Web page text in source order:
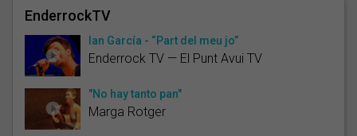
EnderrockTV
Ian García - “Part del meu jo”
Enderrock TV — El Punt Avui TV
"No hay tanto pan"
Marga Rotger